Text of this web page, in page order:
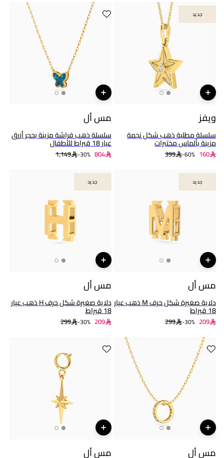
جديد
جديد
ويفز
سلسلة مطلية ذهب شكل نجمة
مزينة بألماس مختبرات
399 60%- 160
مس أل
سلسلة ذهب فراشة مزينة بحجر أزرق
عيار 18 قيراط للأطفال
1,149 30%- 804
جديد
جديد
مس أل
دلاية صغيرة شكل حرف M ذهب عيار
18 قيراط
299 30%- 209
جديد
جديد
مس أل
دلاية صغيرة شكل حرف H ذهب عيار
18 قيراط
299 30%- 209
مس أل مس أل